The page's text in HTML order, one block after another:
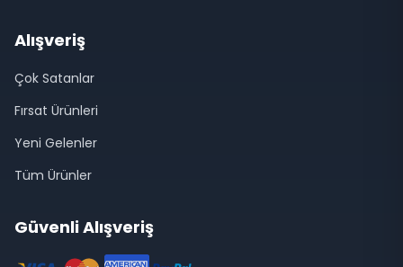
Alışveriş
Çok Satanlar
Fırsat Ürünleri
Yeni Gelenler
Tüm Ürünler
Güvenli Alışveriş